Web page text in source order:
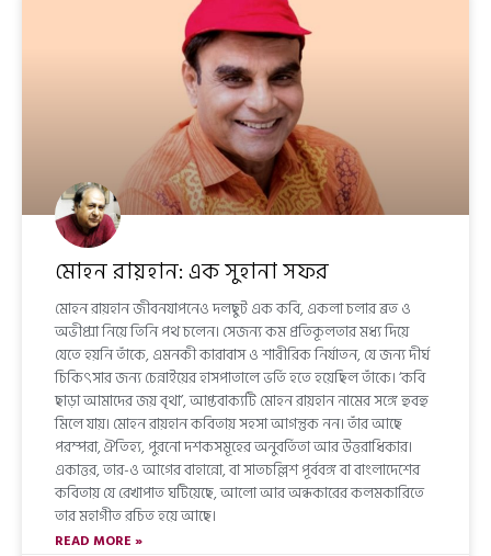
মোহন রায়হান: এক সুহানা সফর
মোহন রায়হান জীবনযাপনেও দলছুট এক কবি, একলা চলার ব্রত ও
অভীপ্সা নিয়ে তিনি পথ চলেন। সেজন্য কম প্রতিকূলতার মধ্য দিয়ে
যেতে হয়নি তাঁকে, এমনকী কারাবাস ও শারীরিক নির্যাতন, যে জন্য দীর্ঘ
চিকিৎসার জন্য চেন্নাইয়ের হাসপাতালে ভর্তি হতে হয়েছিল তাঁকে। ‘কবি
ছাড়া আমাদের জয় বৃথা’, আপ্তবাক্যটি মোহন রায়হান নামের সঙ্গে হুবহু
মিলে যায়। মোহন রায়হান কবিতায় সহসা আগন্তুক নন। তাঁর আছে
পরম্পরা, ঐতিহ্য, পুরনো দশকসমূহের অনুবর্তিতা আর উত্তরাধিকার।
একাত্তর, তার-ও আগের বাহান্নো, বা সাতচল্লিশ পূর্ববঙ্গ বা বাংলাদেশের
কবিতায় যে রেখাপাত ঘটিয়েছে, আলো আর অন্ধকারের কলমকারিতে
তার মহাগীত রচিত হয়ে আছে।
READ MORE »